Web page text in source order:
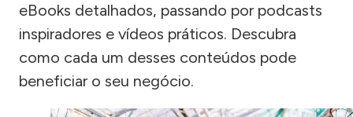
eBooks detalhados, passando por podcasts
inspiradores e vídeos práticos. Descubra
como cada um desses conteúdos pode
beneficiar o seu negócio.